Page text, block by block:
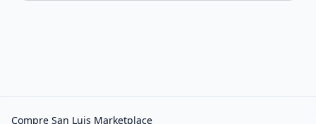
Compre San Luis Marketplace